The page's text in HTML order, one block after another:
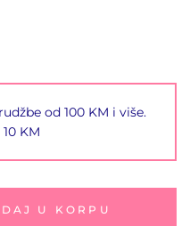
od 100 KM i više.
KM
U KORPU